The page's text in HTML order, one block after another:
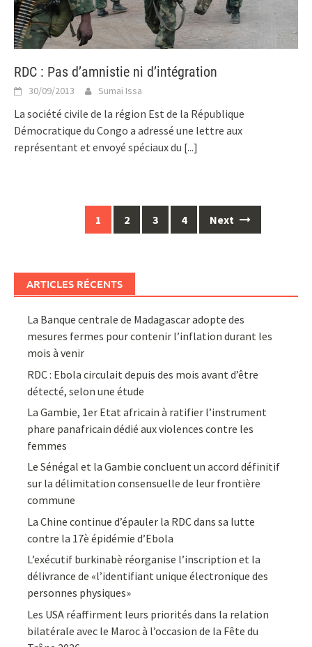
RDC : Pas d’amnistie ni d’intégration
30/09/2013 Sumai Issa
La société civile de la région Est de la République
Démocratique du Congo a adressé une lettre aux
représentant et envoyé spéciaux du [...]
1 2 3 4 Next
ARTICLES RÉCENTS
La Banque centrale de Madagascar adopte des
mesures fermes pour contenir l’inflation durant les
mois à venir
RDC : Ebola circulait depuis des mois avant d’être
détecté, selon une étude
La Gambie, 1er Etat africain à ratifier l’instrument
phare panafricain dédié aux violences contre les
femmes
Le Sénégal et la Gambie concluent un accord définitif
sur la délimitation consensuelle de leur frontière
commune
La Chine continue d’épauler la RDC dans sa lutte
contre la 17è épidémie d’Ebola
L’exécutif burkinabè réorganise l’inscription et la
délivrance de «l’identifiant unique électronique des
personnes physiques»
Les USA réaffirment leurs priorités dans la relation
bilatérale avec le Maroc à l’occasion de la Fête du